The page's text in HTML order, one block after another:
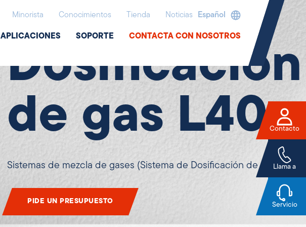
Minorista Conocimientos Tienda Noticias Español
APLICACIONES SOPORTE CONTACTA CON NOSOTROS
Dispositivos adicionales y soporte
Dosificación
de gas L40
Sistemas de mezcla de gases (Sistema de Dosificación de Gases –
PIDE UN PRESUPUESTO
Contacto
Llama a
Servicio